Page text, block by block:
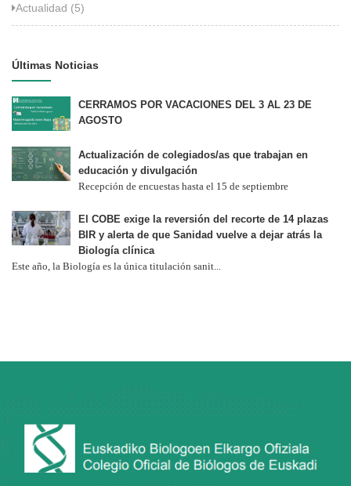
Actualidad (5)
Últimas Noticias
CERRAMOS POR VACACIONES DEL 3 AL 23 DE
AGOSTO
Actualización de colegiados/as que trabajan en
educación y divulgación
Recepción de encuestas hasta el 15 de septiembre
El COBE exige la reversión del recorte de 14 plazas
BIR y alerta de que Sanidad vuelve a dejar atrás la
Biología clínica
Este año, la Biología es la única titulación sanit...